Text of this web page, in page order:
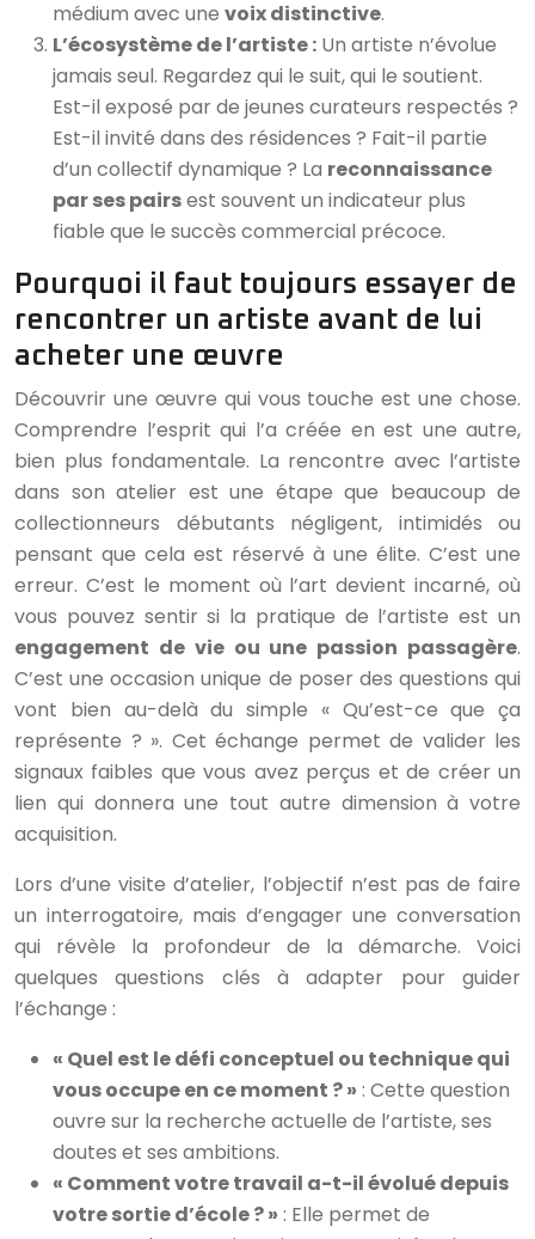
médium avec une voix distinctive.
L’écosystème de l’artiste : Un artiste n’évolue
jamais seul. Regardez qui le suit, qui le soutient.
Est-il exposé par de jeunes curateurs respectés ?
Est-il invité dans des résidences ? Fait-il partie
d’un collectif dynamique ? La reconnaissance
par ses pairsest souvent un indicateur plus
fiable que le succès commercial précoce.
Pourquoi il faut toujours essayer de
rencontrer un artiste avant de lui
acheter une œuvre
Découvrir une œuvre qui vous touche est une chose.
Comprendre l’esprit qui l’a créée en est une autre,
bien plus fondamentale. La rencontre avec l’artiste
dans son atelier est une étape que beaucoup de
collectionneurs débutants négligent, intimidés ou
pensant que cela est réservé à une élite. C’est une
erreur. C’est le moment où l’art devient incarné, où
vous pouvez sentir si la pratique de l’artiste est un
engagement de vie ou une passion passagère.
C’est une occasion unique de poser des questions qui
vont bien au-delà du simple « Qu’est-ce que ça
représente ? ». Cet échange permet de valider les
signaux faibles que vous avez perçus et de créer un
lien qui donnera une tout autre dimension à votre
acquisition.
Lors d’une visite d’atelier, l’objectif n’est pas de faire
un interrogatoire, mais d’engager une conversation
qui révèle la profondeur de la démarche. Voici
quelques questions clés à adapter pour guider
l’échange :
« Quel est le défi conceptuel ou technique qui
vous occupe en ce moment ? » : Cette question
ouvre sur la recherche actuelle de l’artiste, ses
doutes et ses ambitions.
« Comment votre travail a-t-il évolué depuis
votre sortie d’école ? » : Elle permet de